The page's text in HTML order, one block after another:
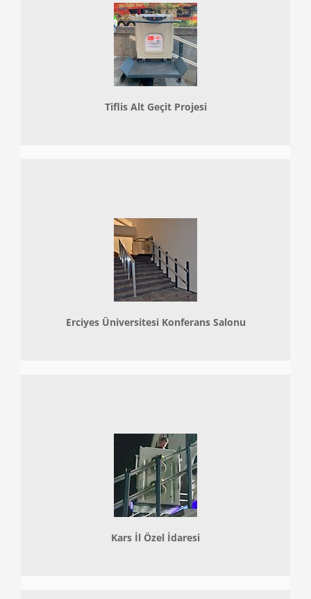
Tiflis Alt Geçit Projesi
Erciyes Üniversitesi Konferans Salonu
Kars İl Özel İdaresi